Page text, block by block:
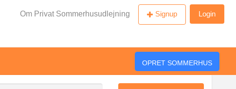
Om Privat Sommerhusudlejning Signup Login
OPRET SOMMERHUS